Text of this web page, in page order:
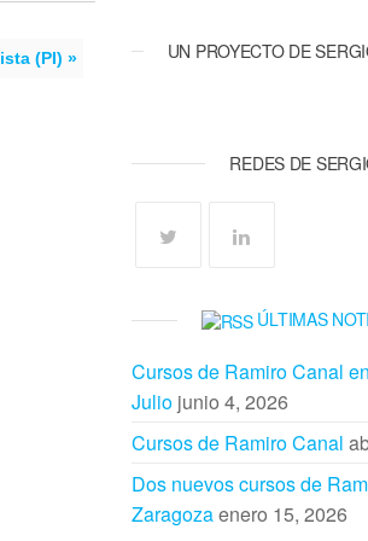
(PI) » UN PROYECTO DE
REDES DE
ÚLTIMAS
Cursos de Ramiro Canal
Julio junio 4, 2026
Cursos de Ramiro Canal
Dos nuevos cursos de
Zaragozaenero 15, 2026